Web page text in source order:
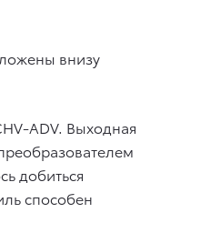
внизу
ADV. Выходная
добиться
способен